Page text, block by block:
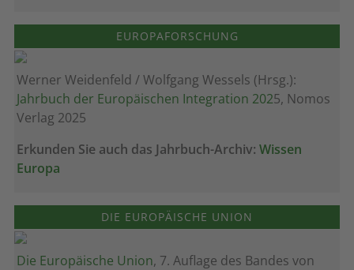
EUROPAFORSCHUNG
Werner Weidenfeld / Wolfgang Wessels (Hrsg.):
Jahrbuch der Europäischen Integration 2025, Nomos
Verlag 2025
Erkunden Sie auch das Jahrbuch-Archiv: Wissen
Europa
DIE EUROPÄISCHE UNION
Die Europäische Union, 7. Auflage des Bandes von